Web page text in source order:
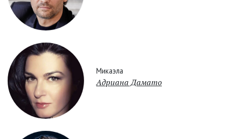
Микаэла
Адриана Дамато